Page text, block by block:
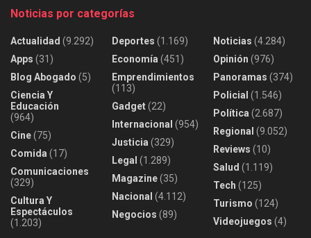
Noticias por categorías
Actualidad (9.292)
Apps (31)
Blog Abogado (5)
Ciencia Y
Educación
(964)
Cine(75)
Comida (17)
Comunicaciones
(329)
Cultura Y
Espectáculos
(1.203)
Deportes (1.169)
Economía (451)
Emprendimientos
(113)
Gadget(22)
Internacional (954)
Justicia (329)
Legal (1.289)
Magazine(35)
Nacional (4.112)
Negocios (89)
Noticias (4.284)
Opinión (976)
Panoramas (374)
Policial (1.546)
Política (2.687)
Regional (9.052)
Reviews (10)
Salud (1.119)
Tech (125)
Turismo (124)
Videojuegos (4)